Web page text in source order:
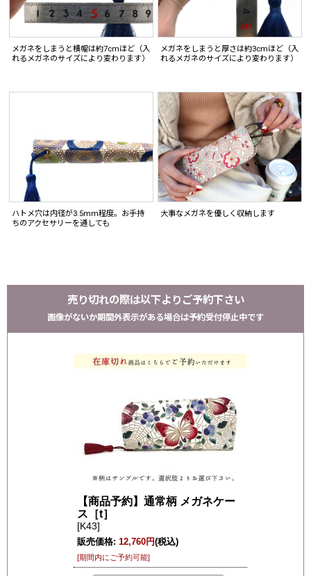
メガネをしまうと横幅は約7cmほど（入
れるメガネのサイズにより変わります）
メガネをしまうと厚さは約3cmほど（入
れるメガネのサイズにより変わります）
ハトメ穴は内径が3.5mm程度。お手持
ちのアクセサリーを通しても
大事なメガネを優しく収納します
売り切れの際は以下よりご予約下さい
画像がないか期間外表示がある場合は予約受付停止中です